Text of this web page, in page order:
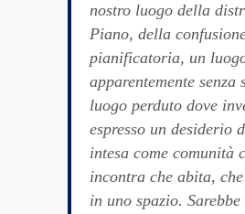
nostro luogo della
Piano, della
pianificatoria, un
apparentemente senza
luogo perduto dove
espresso un desiderio
intesa come comunità
incontra che abita,
in uno spazio. Sarebbe